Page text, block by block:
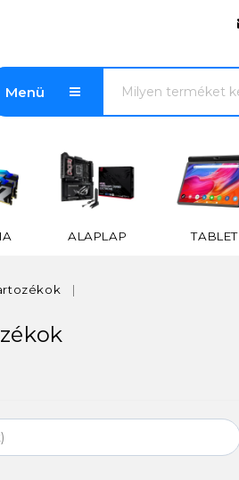
Menü
ALAPLAP TABLET